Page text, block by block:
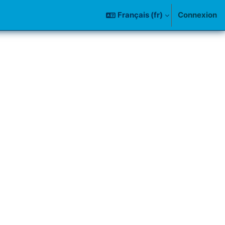
Français ‎(fr)‎ Connexion